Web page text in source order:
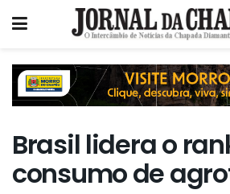
Brasil lidera o
consumo de